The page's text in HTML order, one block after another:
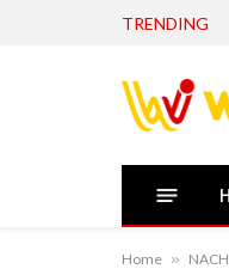
TRENDING
Home »